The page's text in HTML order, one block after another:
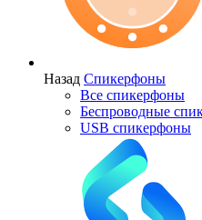
Назад Спикерфоны
Все спикерфоны
Беспроводные
USB спикерфоны